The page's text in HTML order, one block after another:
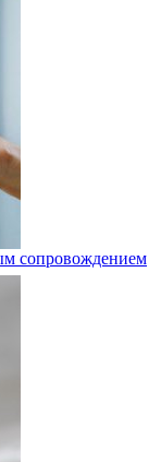
сопровождением